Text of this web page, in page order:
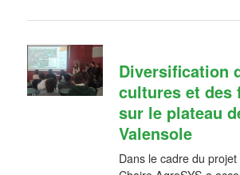
Diversification
cultures et des
sur le plateau
Valensole
Dans le cadre du